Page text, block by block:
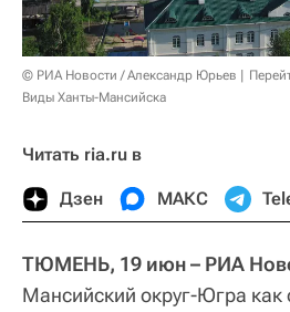
© РИА Новости / Александр Юрьев
Виды Ханты-Мансийска
Читать ria.ru в
Дзен МАКС
ТЮМЕНЬ, 19 июн – РИА
Мансийский округ-Югра как